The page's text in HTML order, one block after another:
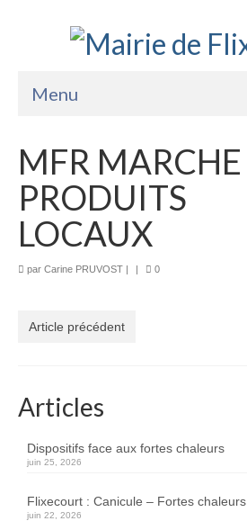
Menu
La Mairie
Vie Pratique
Sports Loisirs et Culture
MFR MARCHE
PRODUITS
LOCAUX
par Carine PRUVOST | | 0
Article précédent
Articles
Dispositifs face aux fortes chaleurs
juin 25, 2026
Flixecourt : Canicule – Fortes chaleurs
juin 22, 2026